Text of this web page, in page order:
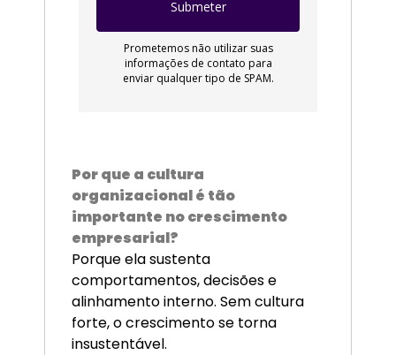
Por que a cultura
organizacional é tão
importante no crescimento
empresarial?
Porque ela sustenta
comportamentos, decisões e
alinhamento interno. Sem cultura
forte, o crescimento se torna
insustentável.